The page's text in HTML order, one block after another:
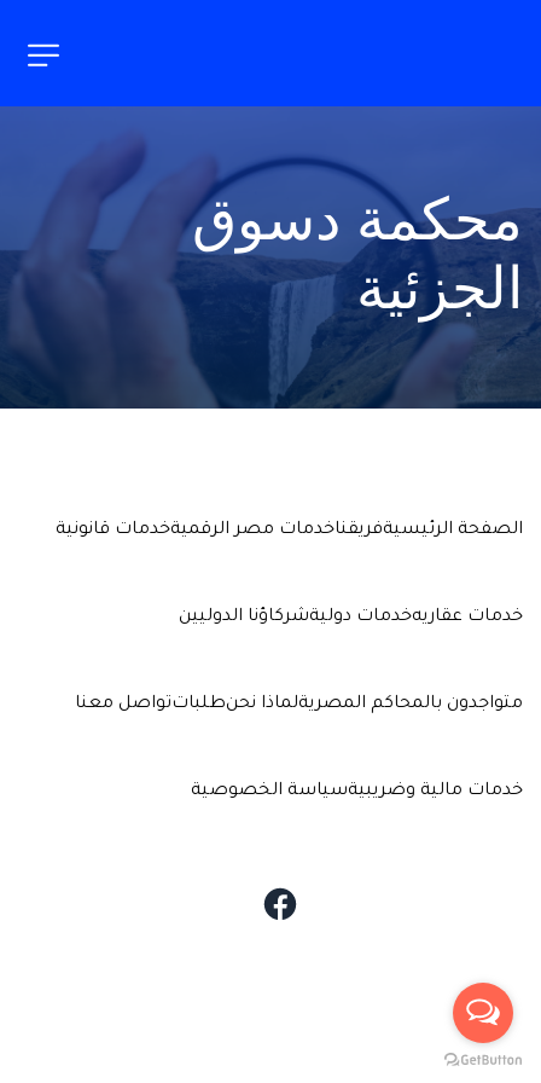
محكمة دسوق
الجزئية
الصفحة الرئيسيةفريقناخدمات مصر الرقميةخدمات قانونية
خدمات عقاريهخدمات دوليةشركاؤنا الدوليين
متواجدون بالمحاكم المصريةلماذا نحنطلباتتواصل معنا
خدمات مالية وضريبيةسياسة الخصوصية